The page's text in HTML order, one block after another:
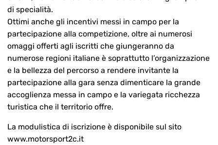
di specialità.
Ottimi anche gli incentivi messi in campo per la
partecipazione alla competizione, oltre ai numerosi
omaggi offerti agli iscritti che giungeranno da
numerose regioni italiane è soprattutto l’organizzazione
e la bellezza del percorso a rendere invitante la
partecipazione alla gara senza dimenticare la grande
accoglienza messa in campo e la variegata ricchezza
turistica che il territorio offre.
La modulistica di iscrizione è disponibile sul sito
www.motorsport2c.it